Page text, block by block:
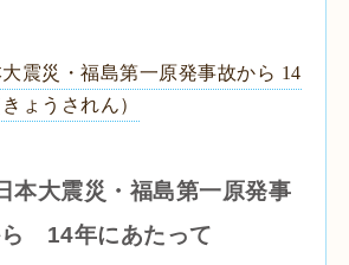
大震災・福島第一原発事故から 14
ょうされん）
本大震災・福島第一原発事
14年にあたって